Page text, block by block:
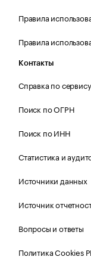
Правила
Правила
Контакты
Справка по сервису
Поиск по ОГРН
Поиск по ИНН
Статистика и
Источники данных
Источник
Вопросы и ответы
Политика Cookies